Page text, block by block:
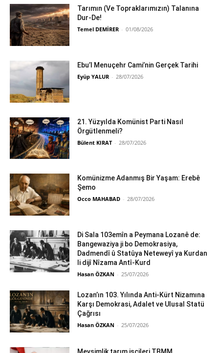
Tarımın (Ve Topraklarımızın) Talanına
Dur-De!
Temel DEMİRER - 01/08/2026
Ebu’l Menuçehr Cami’nin Gerçek Tarihi
Eyüp YALUR - 28/07/2026
21. Yüzyılda Komünist Parti Nasıl
Örgütlenmeli?
Bülent KIRAT - 28/07/2026
Komünizme Adanmış Bir Yaşam: Erebê
Şemo
Occo MAHABAD - 28/07/2026
Di Sala 103emîn a Peymana Lozanê de:
Bangewaziya ji bo Demokrasiya,
Dadmendî û Statûya Neteweyî ya Kurdan
li dijî Nîzama Antî-Kurd
Hasan ÖZKAN - 25/07/2026
Lozan’ın 103. Yılında Anti-Kürt Nizamına
Karşı Demokrasi, Adalet ve Ulusal Statü
Çağrısı
Hasan ÖZKAN - 25/07/2026
Mevsimlik tarım işçileri TBMM